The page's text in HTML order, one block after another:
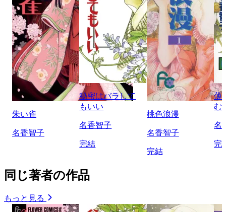
朱い雀
名香智子
秘密はバラして
もいい
名香智子
完結
桃色浪漫
名香智子
完結
薄
む
名
完
同じ著者の作品
もっと見る